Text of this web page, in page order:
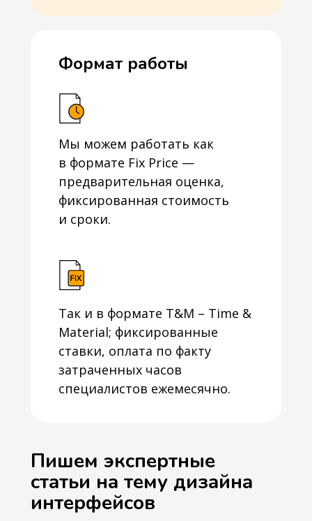
Формат работы
Мы можем работать как
в формате Fix Price —
предварительная оценка,
фиксированная стоимость
и сроки.
Так и в формате T&M – Time &
Material; фиксированные
ставки, оплата по факту
затраченных часов
специалистов ежемесячно.
Пишем экспертные
статьи на тему дизайна
интерфейсов